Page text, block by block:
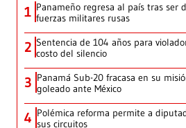
1 Panameño regresa al país tras ser
fuerzas militares rusas
2 Sentencia de 104 años para
costo del silencio
3 Panamá Sub-20 fracasa en su
goleado ante México
4 Polémica reforma permite a
sus circuitos